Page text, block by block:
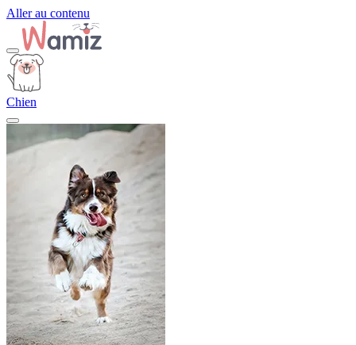
Aller au contenu
Chien